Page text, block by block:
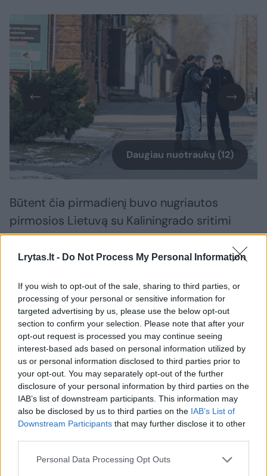
Lrytas.lt - Do Not Process My Personal Information
If you wish to opt-out of the sale, sharing to third parties, or
processing of your personal or sensitive information for
targeted advertising by us, please use the below opt-out
section to confirm your selection. Please note that after your
opt-out request is processed you may continue seeing
interest-based ads based on personal information utilized by
us or personal information disclosed to third parties prior to
your opt-out. You may separately opt-out of the further
disclosure of your personal information by third parties on the
IAB’s list of downstream participants. This information may
also be disclosed by us to third parties on the IAB’s List of
Downstream Participants that may further disclose it to other
Personal Data Processing Opt Outs
Daugiau nuotraukų (12)
Būtent čia pirmadienį buvo nugriautos
pirmosios Lietuvą su Kaliningrado sritimi
jungusios elektros perdavimo linijos Kruonio
HAE–Sovetskas ruožo atramos.
Po sėkmingo atsijungimo nuo BRELL
sistemos ir sinchronizacijos su žemynine
Europa, šios dalys Lietuvai – nebereikalingos.
Įamžinę istorinį įvykį,Lrytasžurnalistai nutarė
pasižvalygti po vietines apylinkes ir
paklausinėti gyventojų, ką šiems teko girdėti
apie elektros tinklų sinchronizaciją bei
atsijungimą nuo bendros sistemos su Rusija
ir Baltarusija.